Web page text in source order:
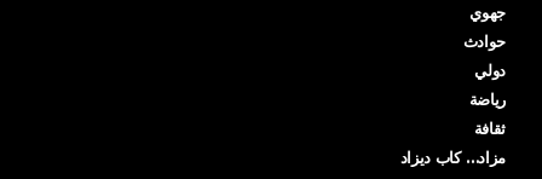
جهوي
حوادث
دولي
رياضة
ثقافة
مزاد… كاب ديزاد